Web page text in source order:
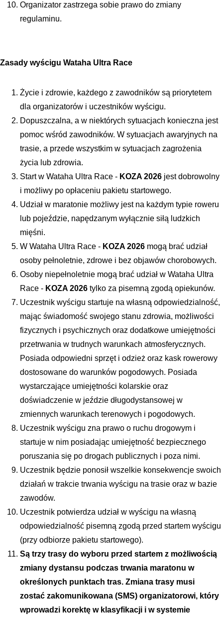
Organizator zastrzega sobie prawo do zmiany
regulaminu.
Zasady wyścigu Wataha Ultra Race
Życie i zdrowie, każdego z zawodników są priorytetem
dla organizatorów i uczestników wyścigu.
Dopuszczalna, a w niektórych sytuacjach konieczna jest
pomoc wśród zawodników. W sytuacjach awaryjnych na
trasie, a przede wszystkim w sytuacjach zagrożenia
życia lub zdrowia.
Start w Wataha Ultra Race - KOZA 2026 jest dobrowolny
i możliwy po opłaceniu pakietu startowego.
Udział w maratonie możliwy jest na każdym typie roweru
lub pojeździe, napędzanym wyłącznie siłą ludzkich
mięśni.
W Wataha Ultra Race - KOZA 2026 mogą brać udział
osoby pełnoletnie, zdrowe i bez objawów chorobowych.
Osoby niepełnoletnie mogą brać udział w Wataha Ultra
Race - KOZA 2026 tylko za pisemną zgodą opiekunów.
Uczestnik wyścigu startuje na własną odpowiedzialność,
mając świadomość swojego stanu zdrowia, możliwości
fizycznych i psychicznych oraz dodatkowe umiejętności
przetrwania w trudnych warunkach atmosferycznych.
Posiada odpowiedni sprzęt i odzież oraz kask rowerowy
dostosowane do warunków pogodowych. Posiada
wystarczające umiejętności kolarskie oraz
doświadczenie w jeździe długodystansowej w
zmiennych warunkach terenowych i pogodowych.
Uczestnik wyścigu zna prawo o ruchu drogowym i
startuje w nim posiadając umiejętność bezpiecznego
poruszania się po drogach publicznych i poza nimi.
Uczestnik będzie ponosił wszelkie konsekwencje swoich
działań w trakcie trwania wyścigu na trasie oraz w bazie
zawodów.
Uczestnik potwierdza udział w wyścigu na własną
odpowiedzialność pisemną zgodą przed startem wyścigu
(przy odbiorze pakietu startowego).
Są trzy trasy do wyboru przed startem z możliwością
zmiany dystansu podczas trwania maratonu w
określonych punktach tras. Zmiana trasy musi
zostać zakomunikowana (SMS) organizatorowi, który
wprowadzi korektę w klasyfikacji i w systemie